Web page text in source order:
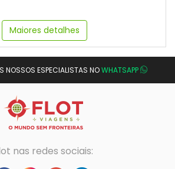
Maiores detalhes
NOSSOS ESPECIALISTAS NOWHATSAPP
nas redes sociais: